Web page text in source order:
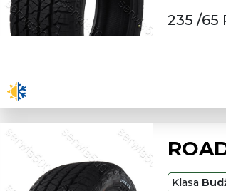
235 /65
Klasa